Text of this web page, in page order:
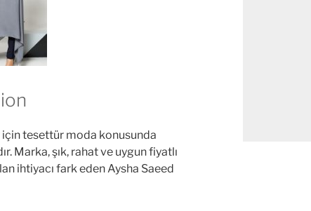
için tesettür moda konusunda
Marka, şık, rahat ve uygun fiyatlı
ihtiyacı fark eden Aysha Saeed